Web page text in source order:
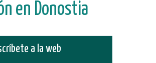
en Donostia
a la web